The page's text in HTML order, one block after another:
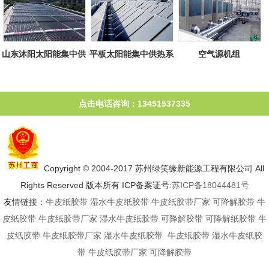
山东沐阳太阳能集中供 平板太阳能集中供热系
空气源机组
点击电话咨询：13451537335
Copyright © 2004-2017 苏州绿笑缘新能源工程有限公司 All
Rights Reserved 版本所有 ICP备案证号:苏ICP备18044481号
友情链接： 牛皮纸胶带 湿水牛皮纸胶带 牛皮纸胶带厂家 可降解胶带 牛
皮纸胶带 牛皮纸胶带厂家 湿水牛皮纸胶带 可降解胶带 可降解纸胶带 牛
皮纸胶带 牛皮纸胶带厂家 湿水牛皮纸胶带 牛皮纸胶带 湿水牛皮纸胶
带 牛皮纸胶带厂家 可降解胶带